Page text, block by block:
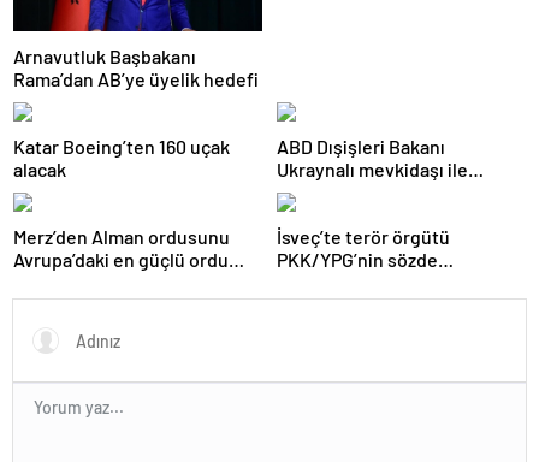
Arnavutluk Başbakanı
Rama’dan AB’ye üyelik hedefi
Katar Boeing’ten 160 uçak
alacak
ABD Dışişleri Bakanı
Ukraynalı mevkidaşı ile
görüştü
Merz’den Alman ordusunu
Avrupa’daki en güçlü ordu
İsveç’te terör örgütü
PKK/YPG’nin sözde